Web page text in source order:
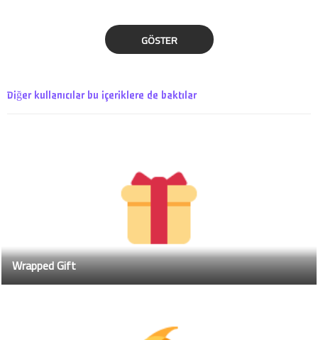
GÖSTER
Diğer kullanıcılar bu içeriklere de baktılar
Wrapped Gift